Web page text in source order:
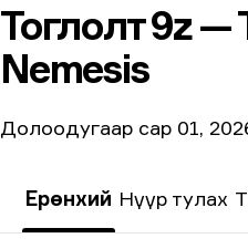
Тоглолт9z —
Nemesis
Долоодугаар сар 01,
Ерөнхий Нүүр тулах